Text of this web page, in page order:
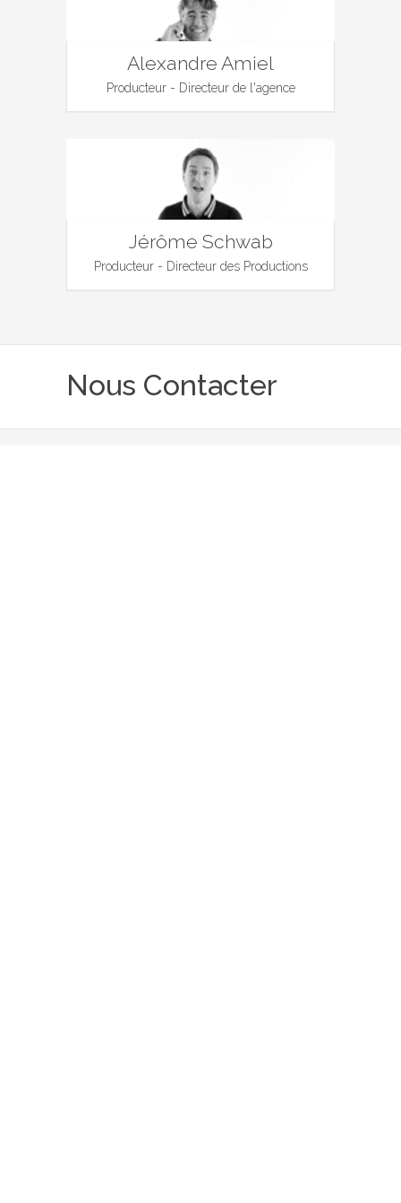
Alexandre Amiel
Producteur - Directeur de l'agence
Jérôme Schwab
Producteur - Directeur des Productions
Nous Contacter